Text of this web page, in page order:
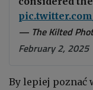
— The Kilted
February 2, 2025
By lepiej poznać